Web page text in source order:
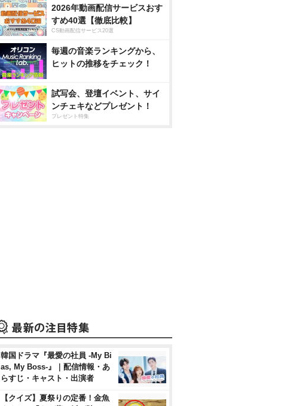
2026年動画配信サービスおす
すめ40選【徹底比較】
CS動画配信サービス20選
毎週の音楽ランキングから、
ヒットの推移をチェック！
試写会、登壇イベント、サイ
ンチェキなどプレゼント！
プレゼント特集
韓国ドラマ『最愛の社員 -My Bi
as, My Boss-』｜配信情報・あ
らすじ・キャスト・出演者
【クイズ】夏祭りの定番！金魚